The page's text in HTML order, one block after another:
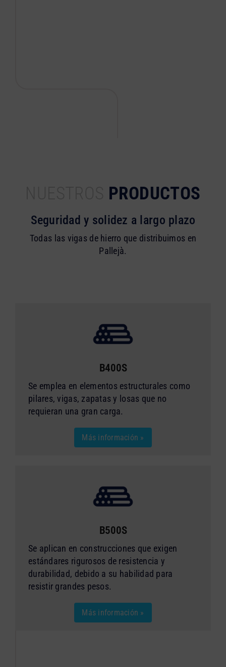
PRODUCTOS
Seguridad y solidez a largo plazo
Todas las vigas de hierro que distribuimos en
Pallejà.
B400S
Se emplea en elementos estructurales como
pilares, vigas, zapatas y losas que no
requieran una gran carga.
Más información »
B500S
Se aplican en construcciones que exigen
estándares rigurosos de resistencia y
durabilidad, debido a su habilidad para
resistir grandes pesos.
Más información »